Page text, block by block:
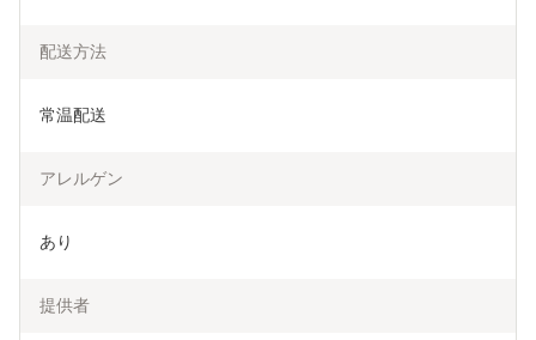
配送方法
常温配送
アレルゲン
あり
提供者